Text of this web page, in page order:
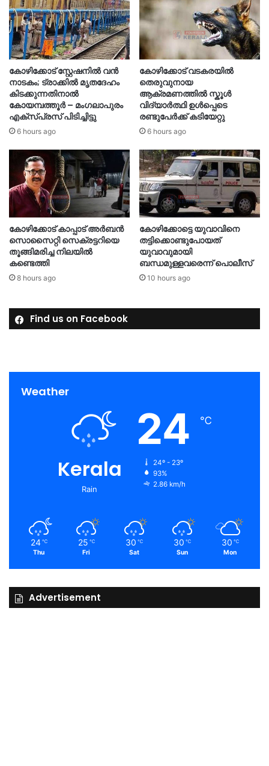
കോഴിക്കോട് സ്റ്റേഷനിൽ വൻ
നാടകം; ട്രാക്കിൽ മൃതദേഹം
കിടക്കുന്നതിനാൽ
കോയമ്പത്തൂർ – മംഗലാപുരം
എക്സ്പ്രസ് പിടിച്ചിട്ടു
6 hours ago
കോഴിക്കോട് വടകരയിൽ
തെരുവുനായ
ആക്രമണത്തിൽ സ്കൂൾ
വിദ്യാർത്ഥി ഉൾപ്പെടെ
രണ്ടുപേർക്ക് കടിയേറ്റു
6 hours ago
കോഴിക്കോട് കാപ്പാട് അര്‍ബന്‍
സൊസൈറ്റി സെക്രട്ടറിയെ
തൂങ്ങിമരിച്ച നിലയിൽ
കണ്ടെത്തി
8 hours ago
കോഴിക്കോട്ടെ യുവാവിനെ
തട്ടിക്കൊണ്ടുപോയത്
യുവാവുമായി
ബന്ധമുള്ളവരെന്ന് പൊലീസ്
10 hours ago
Find us on Facebook
Weather
Kerala
Rain
24 ℃
24º - 23º
93%
2.86 km/h
24 ℃
Thu
25 ℃
Fri
30 ℃
Sat
30 ℃
Sun
30 ℃
Mon
Advertisement